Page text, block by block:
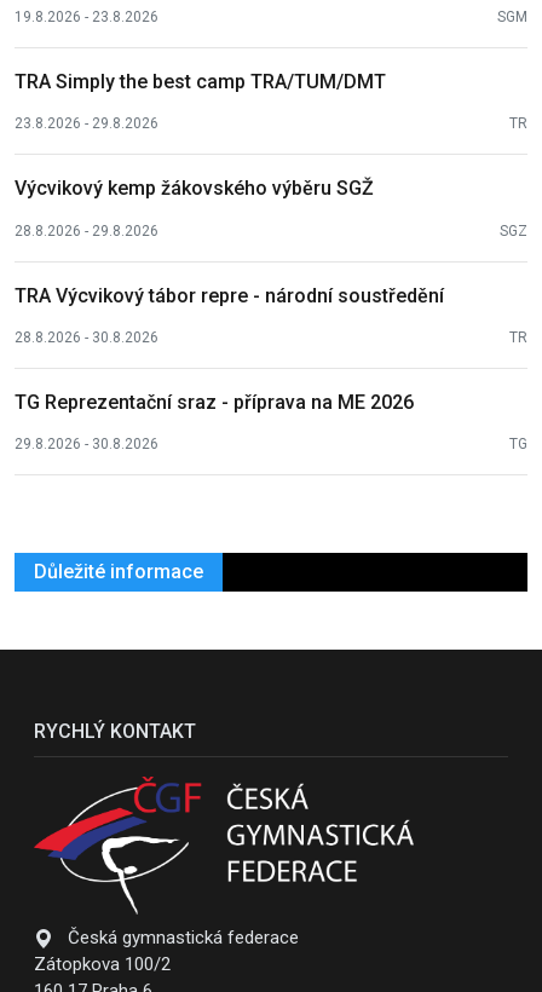
19.8.2026 - 23.8.2026 SGM
TRA Simply the best camp TRA/TUM/DMT
23.8.2026 - 29.8.2026 TR
Výcvikový kemp žákovského výběru SGŽ
28.8.2026 - 29.8.2026 SGZ
TRA Výcvikový tábor repre - národní soustředění
28.8.2026 - 30.8.2026 TR
TG Reprezentační sraz - příprava na ME 2026
29.8.2026 - 30.8.2026 TG
Důležité informace
RYCHLÝ KONTAKT
Česká gymnastická federace
Zátopkova 100/2